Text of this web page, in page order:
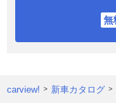
carview! 新車カタログ